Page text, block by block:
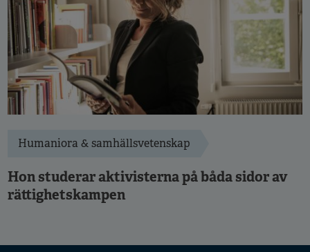
Humaniora & samhällsvetenskap
Hon studerar aktivisterna på båda sidor av
rättighetskampen